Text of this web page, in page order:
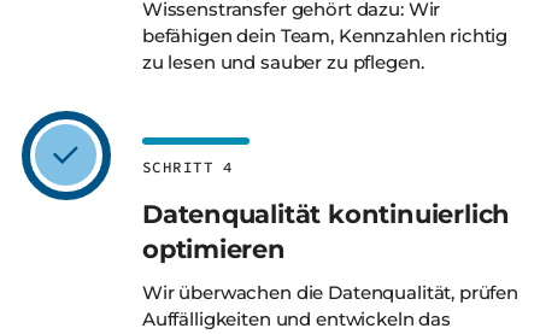
Wissenstransfer gehört dazu: Wir
befähigen dein Team, Kennzahlen richtig
zu lesen und sauber zu pflegen.
SCHRITT 4
Datenqualität kontinuierlich
optimieren
Wir überwachen die Datenqualität, prüfen
Auffälligkeiten und entwickeln das